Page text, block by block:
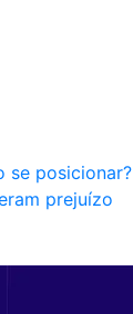
se posicionar?
prejuízo